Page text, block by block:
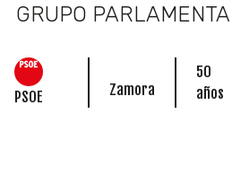
GRUPO
PSOE Zamora
50
años